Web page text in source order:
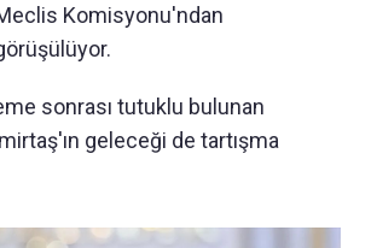
Komisyonu'ndan
sonrası tutuklu bulunan
geleceği de tartışma